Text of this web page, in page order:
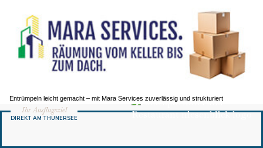
Entrümpeln leicht gemacht – mit Mara Services zuverlässig und strukturiert